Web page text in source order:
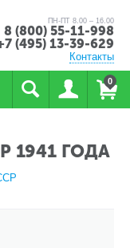
ПН-ПТ 8.00 – 16.00
8 (800) 55-11-998
(495) 13-39-629
Контакты
0
1941 ГОДА